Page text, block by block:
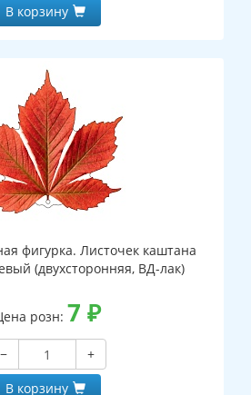
В корзину
фигурка. Листочек каштана
(двухсторонняя, ВД-лак)
розн: 7 ₽
−
+
В корзину